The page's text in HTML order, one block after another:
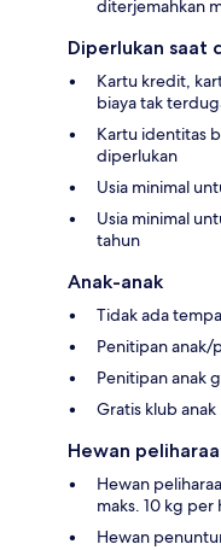
diterjemahkan
Diperlukan saat
Kartu kredit,
biaya tak
Kartu identitas
diperlukan
Usia minimal
Usia minimal
tahun
Anak-anak
Tidak ada
Penitipan anak/
Penitipan anak
Gratis klub anak
Hewan
Hewan
maks. 10 kg
Hewan